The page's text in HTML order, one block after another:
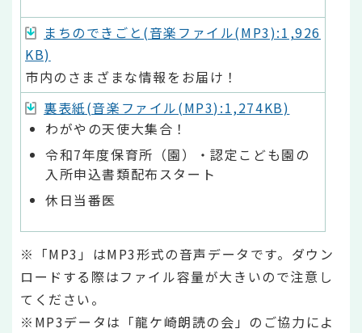
まちのできごと(音楽ファイル(MP3):1,926
KB)
市内のさまざまな情報をお届け！
裏表紙(音楽ファイル(MP3):1,274KB)
わがやの天使大集合！
令和7年度保育所（園）・認定こども園の
入所申込書類配布スタート
休日当番医
※「MP3」はMP3形式の音声データです。ダウン
ロードする際はファイル容量が大きいので注意し
てください。
※MP3データは「龍ケ崎朗読の会」のご協力によ